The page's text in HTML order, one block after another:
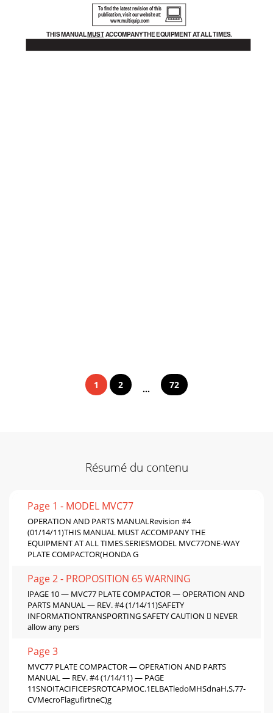
THIS MANUAL MUST ACCOMPANY THE EQUIPMENT AT ALL TIMES.
To find the latest revision of this
publication, visit our website at:
www.multiquip.com
1 2 ... 72
Résumé du contenu
Page 1 - MODEL MVC77
OPERATION AND PARTS MANUALRevision #4
(01/14/11)THIS MANUAL MUST ACCOMPANY THE
EQUIPMENT AT ALL TIMES.SERIESMODEL MVC77ONE-WAY
PLATE COMPACTOR(HONDA G
Page 2 - PROPOSITION 65 WARNING
lPAGE 10 — MVC77 PLATE COMPACTOR — OPERATION AND
PARTS MANUAL — REV. #4 (1/14/11)SAFETY
INFORMATIONTRANSPORTING SAFETY CAUTION  NEVER
allow any pers
Page 3
MVC77 PLATE COMPACTOR — OPERATION AND PARTS
MANUAL — REV. #4 (1/14/11) — PAGE
11SNOITACIFICEPSROTCAPMOC.1ELBATledoMHSdnaH,S,77-
CVMecroFlagufirtneC)g